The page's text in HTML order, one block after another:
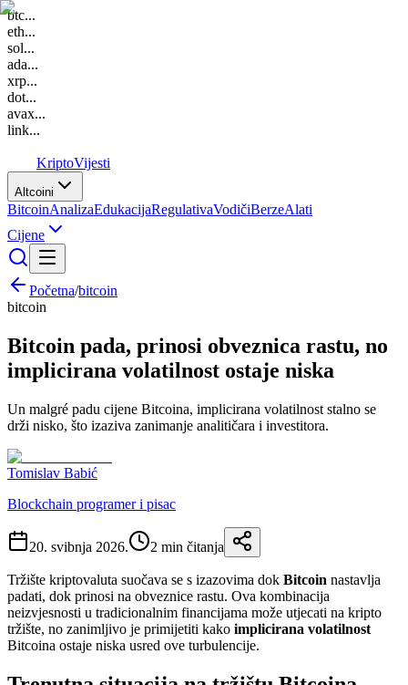
btc...
eth...
sol...
ada...
xrp...
dot...
avax...
link...
KriptoVijesti
Altcoini
BitcoinAnalizaEdukacijaRegulativaVodičiBerzeAlati
Cijene
Početna/bitcoin
bitcoin
Bitcoin pada, prinosi obveznica rastu, no
implicirana volatilnost ostaje niska
Un malgré padu cijene Bitcoina, implicirana volatilnost stalno se
drži nisko, što izaziva zanimanje analitičara i investitora.
Tomislav Babić
Blockchain programer i pisac
20. svibnja 2026. 2 min čitanja
Tržište kriptovaluta suočava se s izazovima dok Bitcoin nastavlja
padati, dok prinosi na obveznice rastu. Ova kombinacija
neizvjesnosti u tradicionalnim financijama može utjecati na kripto
tržište, no zanimljivo je primijetiti kako implicirana volatilnost
Bitcoina ostaje niska usred ove turbulencije.